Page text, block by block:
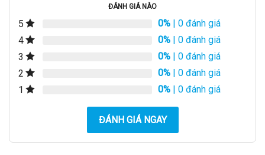
ĐÁNH GIÁ NÀO
5 0% | 0 đánh giá
4
0% | 0 đánh giá
3
0% | 0 đánh giá
2
0% | 0 đánh giá
1
0% | 0 đánh giá
ĐÁNH GIÁ NGAY